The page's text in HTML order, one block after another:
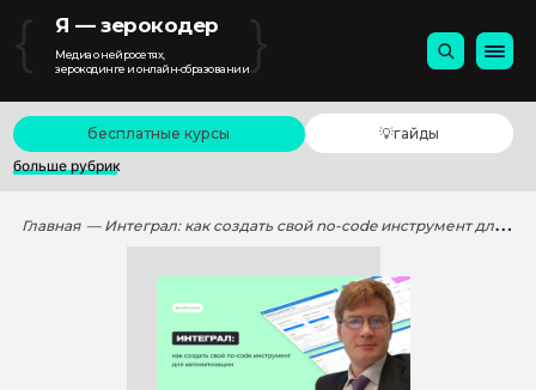
{ Я — зерокодер
Медиа о нейросетях,
зерокодинге и онлайн-образовании}
бесплатные курсы
💡гайды
больше рубрик
Главная — Интеграл: как создать свой no-code инструмент для автоматизации